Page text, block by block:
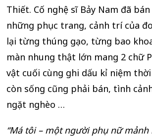
Thiết. Cố nghệ sĩ Bảy Nam đã
những phục trang, cảnh trí của
lại từng thúng gạo, từng bao
màn nhung thật lớn mang 2 chữ
vật cuối cùng ghi dấu kỉ niệm
còn sống cũng phải bán, tình
ngặt nghèo …
“Má tôi – một người phụ nữ